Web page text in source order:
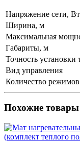
Напряжение сети, Вт
Ширина, м
Максимальная
Габариты, м
Точность установки
Вид управления
Количество режимов
Похожие